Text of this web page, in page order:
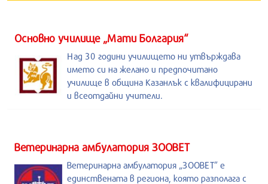
Основно училище „Мати Болгария“
Над 30 години училището ни утвърждава
името си на желано и предпочитано
училище в община Казанлък с квалифицирани
и всеотдайни учители.
Ветеринарна амбулатория ЗООВЕТ
Ветеринарна амбулатория „ЗООВЕТ” е
единствената в региона, която разполага с